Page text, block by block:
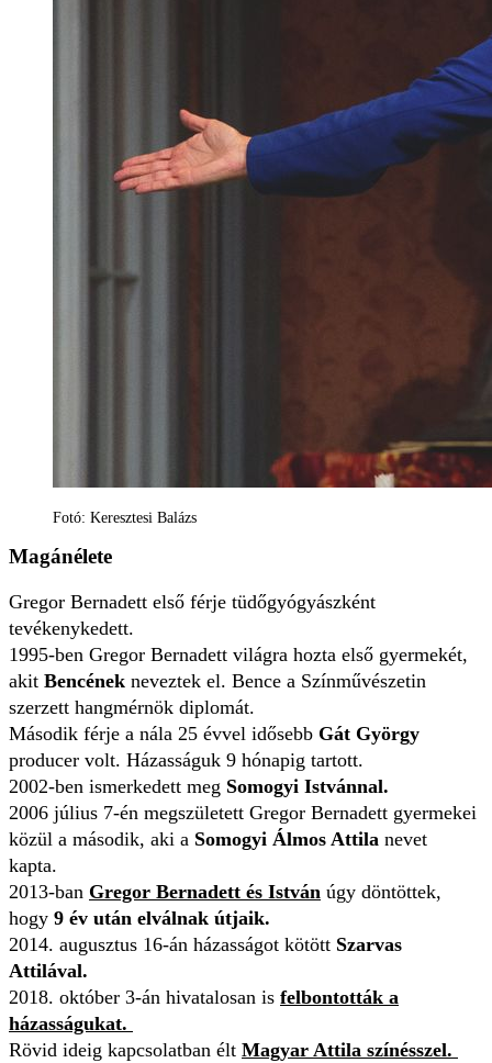
Fotó: Keresztesi Balázs
Magánélete
Gregor Bernadett első férje tüdőgyógyászként
tevékenykedett.
1995-ben Gregor Bernadett világra hozta első gyermekét,
akit Bencének neveztek el. Bence a Színművészetin
szerzett hangmérnök diplomát.
Második férje a nála 25 évvel idősebb Gát György
producer volt. Házasságuk 9 hónapig tartott.
2002-ben ismerkedett meg Somogyi Istvánnal.
2006 július 7-én megszületett Gregor Bernadett gyermekei
közül a második, aki a Somogyi Álmos Attila nevet
kapta.
2013-ban Gregor Bernadett és István úgy döntöttek,
hogy 9 év után elválnak útjaik.
2014. augusztus 16-án házasságot kötött Szarvas
Attilával.
2018. október 3-án hivatalosan is felbontották a
házasságukat.
Rövid ideig kapcsolatban élt Magyar Attila színésszel.